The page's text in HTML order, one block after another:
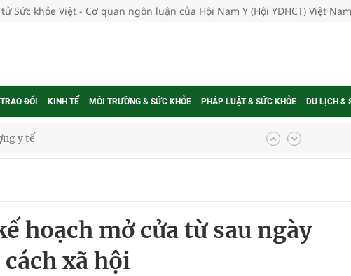
Sức khỏe Việt - Cơ quan ngôn luận của Hội Nam Y (Hội YDHCT) Việt Nam
ĐỔI KINH TẾ MÔI TRƯỜNG & SỨC KHỎE PHÁP LUẬT & SỨC KHỎE DU LỊCH &
y tế
theo cách ít ai ngờ tới
phụ nữ mỗi năm
hoạch mở cửa từ sau ngày
xã hội